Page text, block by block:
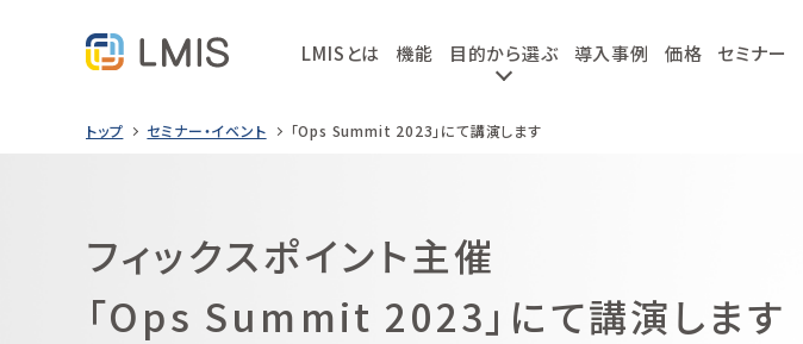
LMISとは 機能 目的から選ぶ 導入事例 価格 セミナー
トップ セミナー・イベント 「Ops Summit 2023」にて講演します
フィックスポイント主催
「Ops Summit 2023」にて講演します